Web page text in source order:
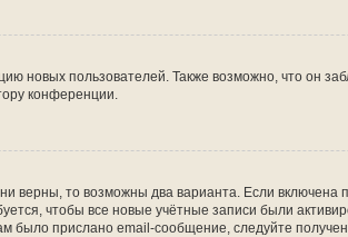
новых пользователей. Также возможно, что он
конференции.
верны, то возможны два варианта. Если включена
чтобы все новые учётные записи были
было прислано email-сообщение, следуйте